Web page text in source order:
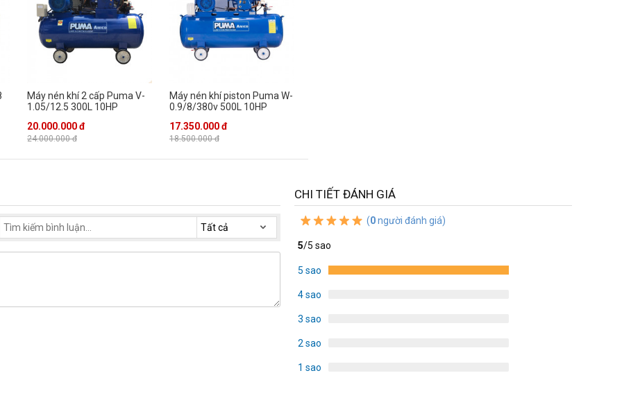
Máy nén khí 2 cấp Puma V-
1.05/12.5 300L 10HP
20.000.000 đ
24.000.000 đ
Máy nén khí piston Puma W-
0.9/8/380v 500L 10HP
17.350.000 đ
18.500.000 đ
CHI TIẾT ĐÁNH GIÁ
(0người đánh giá)
5/5 sao
5 sao
4 sao
3 sao
2 sao
1 sao